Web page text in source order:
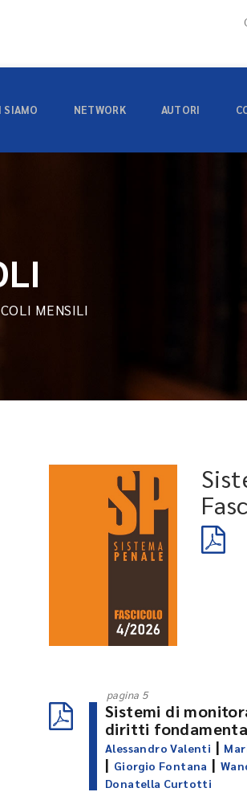
SIAMO NETWORK AUTORI
MENSILI
pagina 5
Sistemi di
diritti
Alessandro Valenti |
| Giorgio Fontana |
Donatella Curtotti